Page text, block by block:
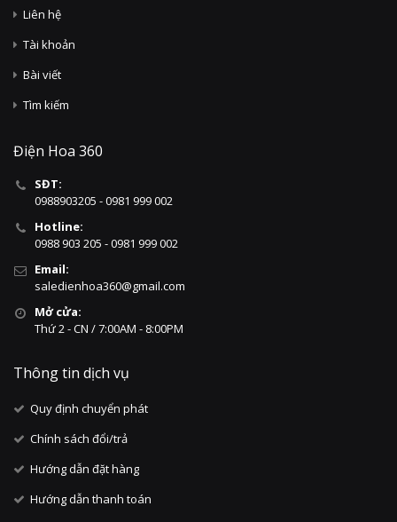
Liên hệ
Tài khoản
Bài viết
Tìm kiếm
Điện Hoa 360
SĐT:
0988903205 - 0981 999 002
Hotline:
0988 903 205 - 0981 999 002
Email:
saledienhoa360@gmail.com
Mở cửa:
Thứ 2 - CN / 7:00AM - 8:00PM
Thông tin dịch vụ
Quy định chuyển phát
Chính sách đổi/trả
Hướng dẫn đặt hàng
Hướng dẫn thanh toán